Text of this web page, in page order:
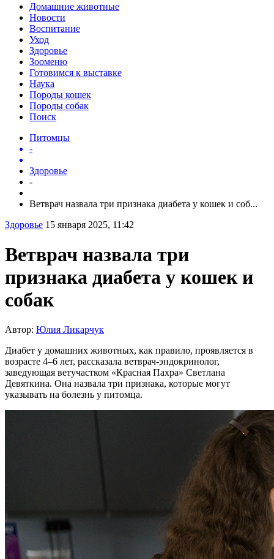
Домашние животные
Новости
Воспитание
Уход
Здоровье
Зооменю
Готовимся к выставке
Наука
Породы кошек
Породы собак
Поиск
Питомцы
-
Здоровье
-
Ветврач назвала три признака диабета у кошек и соб...
Здоровье 15 января 2025, 11:42
Ветврач назвала три
признака диабета у кошек и
собак
Автор: Юлия Ликарчук
Диабет у домашних животных, как правило, проявляется в
возрасте 4–6 лет, рассказала ветврач-эндокринолог,
заведующая ветучастком «Красная Пахра» Светлана
Девяткина. Она назвала три признака, которые могут
указывать на болезнь у питомца.